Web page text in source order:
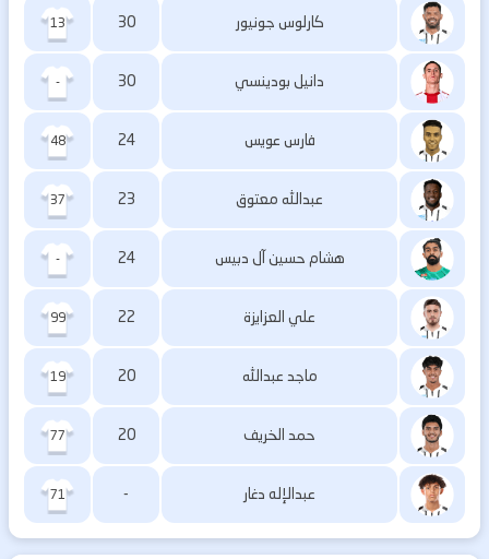
كارلوس جونيور 30
13
دانيل بودينسي 30
-
فارس عويس 24
48
عبدالله معتوق 23
37
هشام حسين آل دبيس 24
-
علي العزايزة 22
99
ماجد عبدالله 20
19
حمد الخريف 20
77
عبدالإله دغار -
71